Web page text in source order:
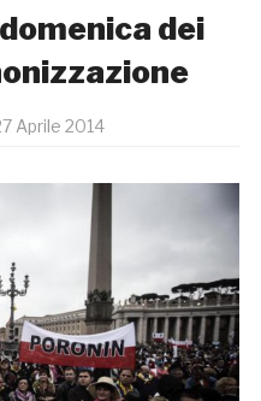
dei
Aprile 2014